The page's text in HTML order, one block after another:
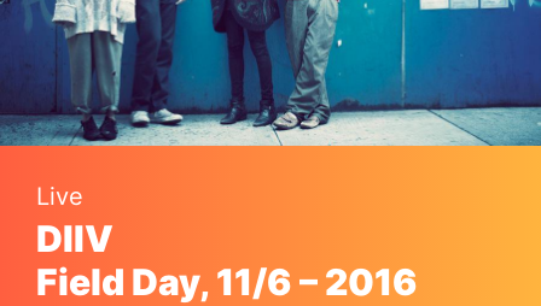
Live
DIIV
Field Day, 11/6 – 2016